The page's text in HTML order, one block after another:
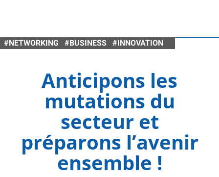
#NETWORKING #BUSINESS #INNOVATION
Anticipons les
mutations du
secteur et
préparons l’avenir
ensemble !